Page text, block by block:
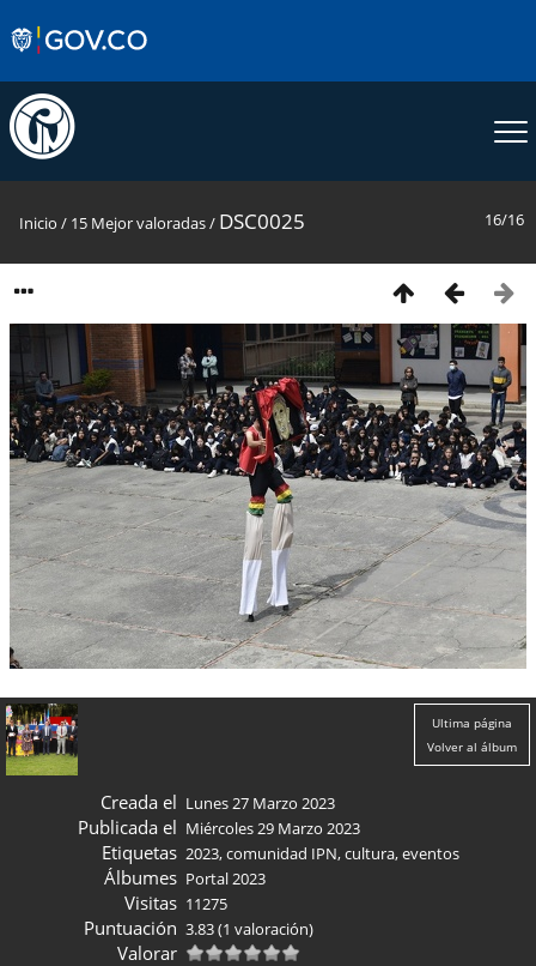
16/16
Inicio / 15 Mejor valoradas/ DSC0025
Ultima página
Volver al álbum
Creada el Lunes 27 Marzo 2023
Publicada el Miércoles 29 Marzo 2023
Etiquetas 2023,comunidad IPN,cultura,eventos
Álbumes Portal 2023
Visitas 11275
Puntuación 3.83(1 valoración)
Valorar